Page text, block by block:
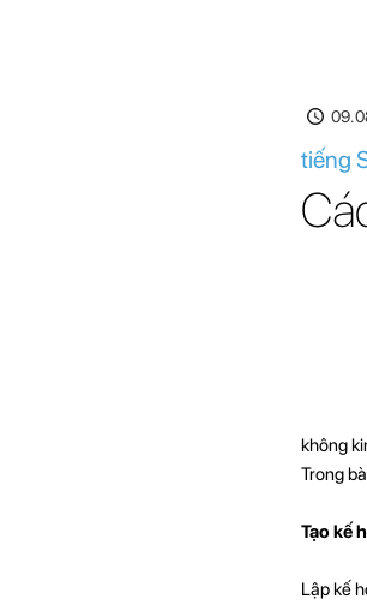
tiếng
không
Trong
Tạo kế
Lập kế